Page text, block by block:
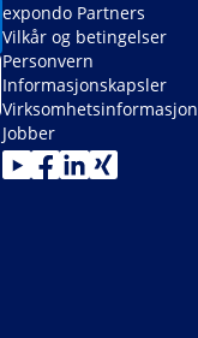
expondo Partners
Vilkår og betingelser
Personvern
Informasjonskapsler
Virksomhetsinformasjon
Jobber